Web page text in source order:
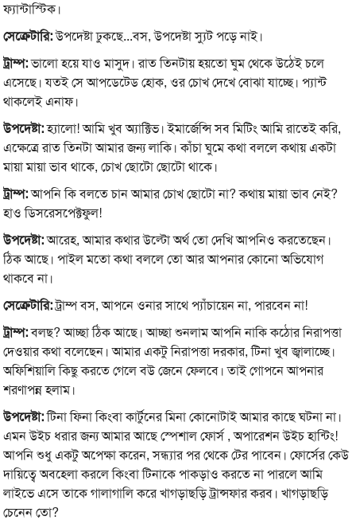
ফ্যান্টাস্টিক।
সেক্রেটারি:উপদেষ্টা ঢুকছে...বস, উপদেষ্টা স্যুট পড়ে নাই।
ট্রাম্প:ভালো হয়ে যাও মাসুদ। রাত তিনটায় হয়তো ঘুম থেকে উঠেই চলে
এসেছে। যত‌ই সে আপডেটেড হোক, ওর চোখ দেখে বোঝা যাচ্ছে। প্যান্ট
থাকলেই এনাফ।
উপদেষ্টা:হ্যালো! আমি খুব অ্যাক্টিভ। ইমার্জেন্সি সব মিটিং আমি রাতেই করি,
এক্ষেত্রে রাত তিনটা আমার জন্য লাকি। কাঁচা ঘুমে কথা বললে কথায় একটা
মায়া মায়া ভাব থাকে, চোখ ছোটো ছোটো থাকে।
ট্রাম্প:আপনি কি বলতে চান আমার চোখ ছোটো না? কথায় মায়া ভাব নেই?
হাও ডিসরেসপেক্টফুল!
উপদেষ্টা:আরেহ, আমার কথার উল্টো অর্থ তো দেখি আপনিও করতেছেন।
ঠিক আছে। পাইল মতো কথা বললে তো আর আপনার কোনো অভিযোগ
থাকবে না।
সেক্রেটারি:ট্রাম্প বস, আপনে ওনার সাথে প্যাঁচায়েন না, পারবেন না!
ট্রাম্প:বলছ? আচ্ছা ঠিক আছে। আচ্ছা শুনলাম আপনি নাকি কঠোর নিরাপত্তা
দেওয়ার কথা বলেছেন। আমার একটু নিরাপত্তা দরকার, টিনা খুব জ্বালাচ্ছে।
অফিশিয়ালি কিছু করতে গেলে ব‌উ জেনে ফেলবে। তাই গোপনে আপনার
শরণাপন্ন হলাম।
উপদেষ্টা:টিনা ফিনা কিংবা কার্টুনের মিনা কোনোটাই আমার কাছে ঘটনা না।
এমন উইচ ধরার জন্য আমার আছে স্পেশাল ফোর্স , অপারেশন উইচ হান্টিং!
আপনি শুধু একটু অপেক্ষা করেন, সন্ধ্যার পর থেকে টের পাবেন। ফোর্সের কেউ
দায়িত্বে অবহেলা করলে কিংবা টিনাকে পাকড়াও করতে না পারলে আমি
লাইভে এসে তাকে গালাগালি করে খাগড়াছড়ি ট্রান্সফার করব। খাগড়াছড়ি
চেনেন তো?